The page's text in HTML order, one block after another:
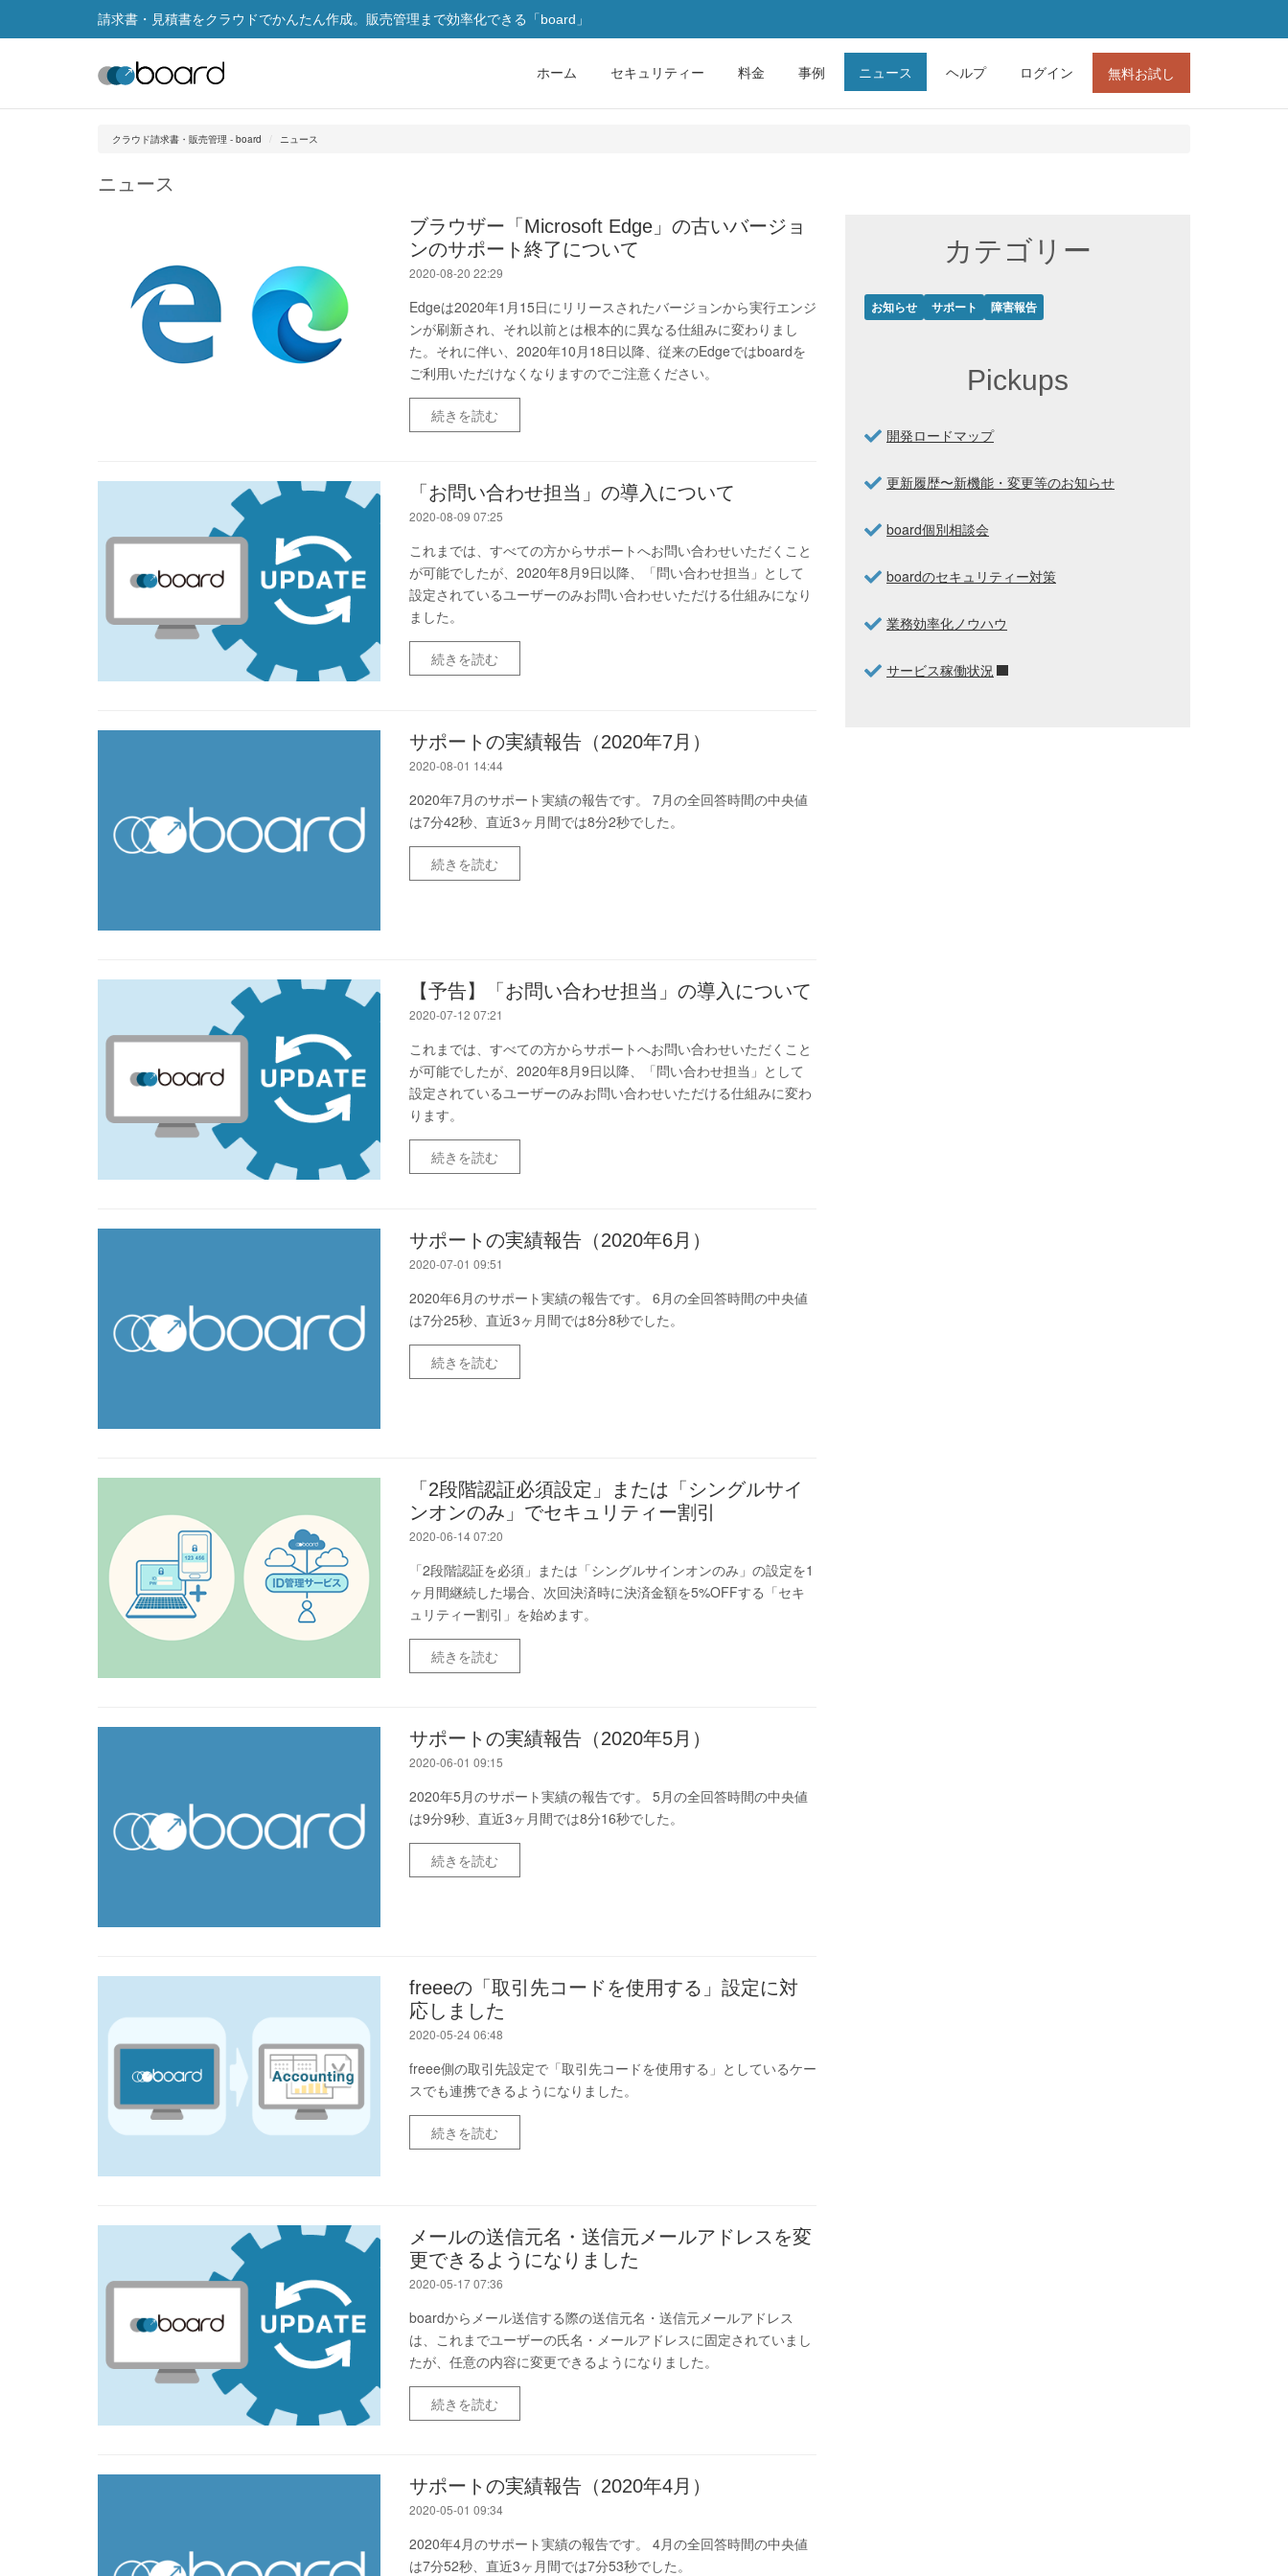
請求書・見積書をクラウドでかんたん作成。販売管理まで効率化できる「board」
ホーム セキュリティー 料金 事例 ニュース ヘルプ ログイン 無料お試し
クラウド請求書・販売管理 - board ニュース
ニュース
ブラウザー「Microsoft Edge」の古いバージョ
ンのサポート終了について
2020-08-20 22:29
Edgeは2020年1月15日にリリースされたバージョンから実行エンジ
ンが刷新され、それ以前とは根本的に異なる仕組みに変わりまし
た。それに伴い、2020年10月18日以降、従来のEdgeではboardを
ご利用いただけなくなりますのでご注意ください。
続きを読む
「お問い合わせ担当」の導入について
2020-08-09 07:25
これまでは、すべての方からサポートへお問い合わせいただくこと
が可能でしたが、2020年8月9日以降、「問い合わせ担当」として
設定されているユーザーのみお問い合わせいただける仕組みになり
ました。
続きを読む
サポートの実績報告（2020年7月）
2020-08-01 14:44
2020年7月のサポート実績の報告です。 7月の全回答時間の中央値
は7分42秒、直近3ヶ月間では8分2秒でした。
続きを読む
【予告】「お問い合わせ担当」の導入について
2020-07-12 07:21
これまでは、すべての方からサポートへお問い合わせいただくこと
が可能でしたが、2020年8月9日以降、「問い合わせ担当」として
設定されているユーザーのみお問い合わせいただける仕組みに変わ
ります。
続きを読む
サポートの実績報告（2020年6月）
2020-07-01 09:51
2020年6月のサポート実績の報告です。 6月の全回答時間の中央値
は7分25秒、直近3ヶ月間では8分8秒でした。
続きを読む
「2段階認証必須設定」または「シングルサイ
ンオンのみ」でセキュリティー割引
2020-06-14 07:20
「2段階認証を必須」または「シングルサインオンのみ」の設定を1
ヶ月間継続した場合、次回決済時に決済金額を5%OFFする「セキ
ュリティー割引」を始めます。
続きを読む
サポートの実績報告（2020年5月）
2020-06-01 09:15
2020年5月のサポート実績の報告です。 5月の全回答時間の中央値
は9分9秒、直近3ヶ月間では8分16秒でした。
続きを読む
freeeの「取引先コードを使用する」設定に対
応しました
2020-05-24 06:48
freee側の取引先設定で「取引先コードを使用する」としているケー
スでも連携できるようになりました。
続きを読む
メールの送信元名・送信元メールアドレスを変
更できるようになりました
2020-05-17 07:36
boardからメール送信する際の送信元名・送信元メールアドレス
は、これまでユーザーの氏名・メールアドレスに固定されていまし
たが、任意の内容に変更できるようになりました。
続きを読む
サポートの実績報告（2020年4月）
2020-05-01 09:34
2020年4月のサポート実績の報告です。 4月の全回答時間の中央値
は7分52秒、直近3ヶ月間では7分53秒でした。
カテゴリー
お知らせ サポート 障害報告
Pickups
開発ロードマップ
更新履歴〜新機能・変更等のお知らせ
board個別相談会
boardのセキュリティー対策
業務効率化ノウハウ
サービス稼働状況